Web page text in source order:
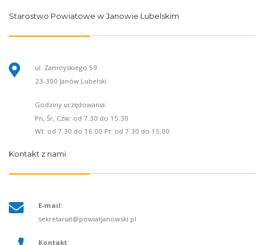
Starostwo Powiatowe w Janowie Lubelskim
ul. Zamoyskiego 59
23-300 Janów Lubelski
Godziny urzędowania:
Pn, Śr, Czw: od 7.30 do 15.30
Wt: od 7.30 do 16.00 Pt: od 7.30 do 15.00
Kontakt z nami
E-mail:
sekretariat@powiatjanowski.pl
Kontakt